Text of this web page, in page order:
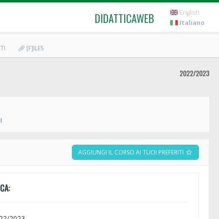
DIDATTICAWEB
English
Italiano
[F]ILES
2022/2023
AGGIUNGI IL CORSO AI TUOI PREFERITI